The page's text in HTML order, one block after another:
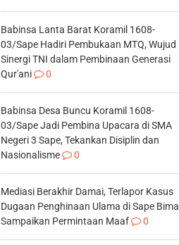
Babinsa Lanta Barat Koramil 1608-
03/Sape Hadiri Pembukaan MTQ, Wujud
Sinergi TNI dalam Pembinaan Generasi
Qur'ani
0
Babinsa Desa Buncu Koramil 1608-
03/Sape Jadi Pembina Upacara di SMA
Negeri 3 Sape, Tekankan Disiplin dan
Nasionalisme
0
Mediasi Berakhir Damai, Terlapor Kasus
Dugaan Penghinaan Ulama di Sape Bima
Sampaikan Permintaan Maaf
0